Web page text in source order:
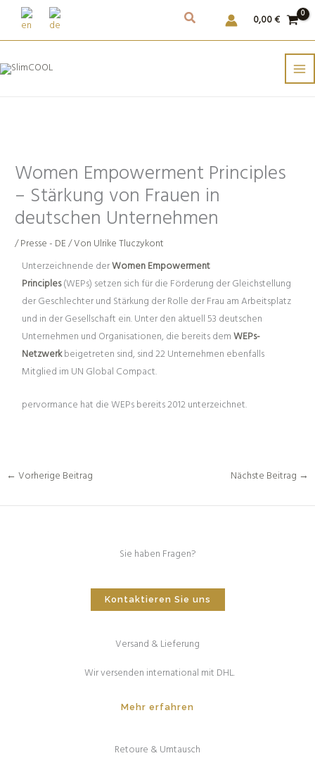
Weiter
Inhalt
0,00€
Women Empowerment Principles
– Stärkung von Frauen in
deutschen Unternehmen
/Presse - DE/ Von Ulrike Tluczykont
Unterzeichnende derWomen Empowerment
Principles(WEPs) setzen sich für die Förderung der Gleichstellung
der Geschlechter und Stärkung der Rolle der Frau am Arbeitsplatz
und in der Gesellschaft ein. Unter den aktuell 53 deutschen
Unternehmen und Organisationen, die bereits demWEPs-
Netzwerkbeigetreten sind, sind 22 Unternehmen ebenfalls
Mitglied im UN Global Compact.
pervormance hat die WEPs bereits 2012 unterzeichnet.
← Vorherige Beitrag Nächste Beitrag →
Sie haben Fragen?
Kontaktieren Sie uns
Versand & Lieferung
Wir versenden international mit DHL.
Mehr erfahren
Retoure & Umtausch